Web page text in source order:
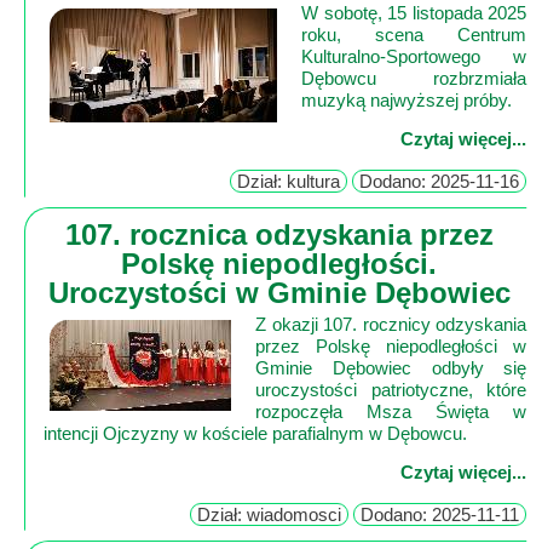
Okolica
Mapa
Pogórze
Kalendarz
imprez
wydarzeń...
Mapa
W sobotę, 15 listopada 2025
roku, scena Centrum
Kulturalno-Sportowego w
Dębowcu rozbrzmiała
muzyką najwyższej próby.
Czytaj więcej...
Dział: kultura Dodano: 2025-11-16
107. rocznica odzyskania przez
Polskę niepodległości.
Uroczystości w Gminie Dębowiec
Z okazji 107. rocznicy odzyskania
przez Polskę niepodległości w
Gminie Dębowiec odbyły się
uroczystości patriotyczne, które
rozpoczęła Msza Święta w
intencji Ojczyzny w kościele parafialnym w Dębowcu.
Czytaj więcej...
Dział: wiadomosci Dodano: 2025-11-11